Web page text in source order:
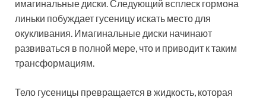
имагинальные диски. Следующий всплеск гормона
линьки побуждает гусеницу искать место для
окукливания. Имагинальные диски начинают
развиваться в полной мере, что и приводит к таким
трансформациям.
Тело гусеницы превращается в жидкость, которая